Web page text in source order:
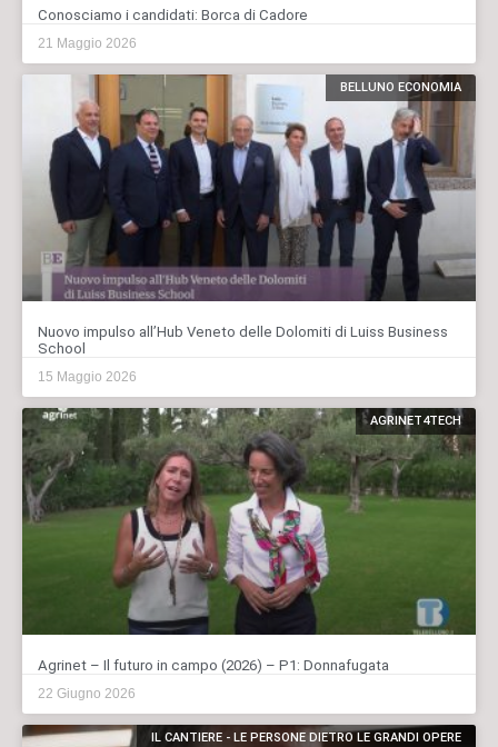
Conosciamo i candidati: Borca di Cadore
21 Maggio 2026
BELLUNO ECONOMIA
Nuovo impulso all’Hub Veneto delle Dolomiti di Luiss Business
School
15 Maggio 2026
AGRINET4TECH
Agrinet – Il futuro in campo (2026) – P1: Donnafugata
22 Giugno 2026
IL CANTIERE - LE PERSONE DIETRO LE GRANDI OPERE